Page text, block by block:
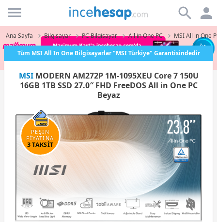
Incehesap
Ana Sayfa Bilgisayar PC Bilgisayar All in One PC MSI All in One
Tüm MSI All In One Bilgisayarlar "MSI Türkiye" Garantisindedir
MSIMODERN AM272P 1M-1095XEU Core 7 150U
16GB 1TB SSD 27.0″ FHD FreeDOS All in One PC
Beyaz
PEŞİN
FİYATINA
3 TAKSİT